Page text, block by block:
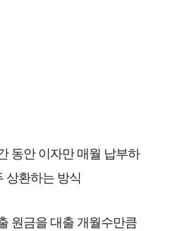
동안 이자만 매월 납부하
상환하는 방식
원금을 대출 개월수만큼